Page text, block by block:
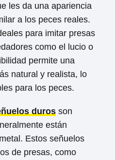
les da una apariencia
a los peces reales.
para imitar presas
como el lucio o
permite una
natural y realista, lo
para los peces.
duros son
están
Estos señuelos
de presas, como